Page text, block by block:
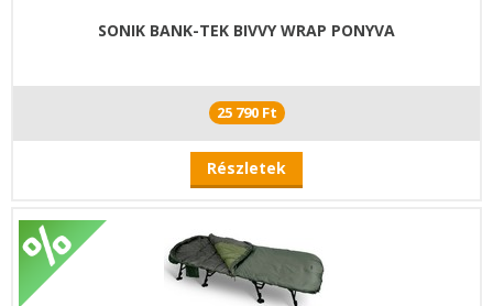
SONIK BANK-TEK BIVVY WRAP PONYVA
25 790 Ft
Részletek